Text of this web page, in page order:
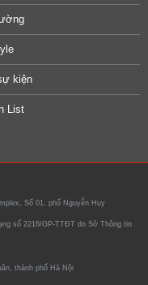
kiện
List
Số 01, phố Nguyễn Huy
số 2216/GP-TTĐT do Sở Thông tin
thành phố Hà Nội